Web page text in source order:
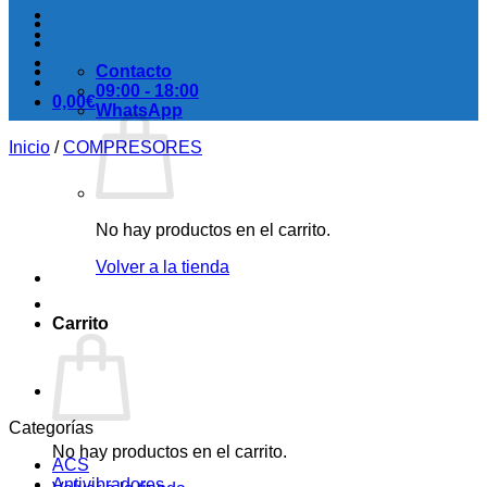
0,00€
No hay productos en el carrito.
Volver a la tienda
Carrito
No hay productos en el carrito.
Contacto
09:00 - 18:00
WhatsApp
Inicio / COMPRESORES
Categorías
ACS